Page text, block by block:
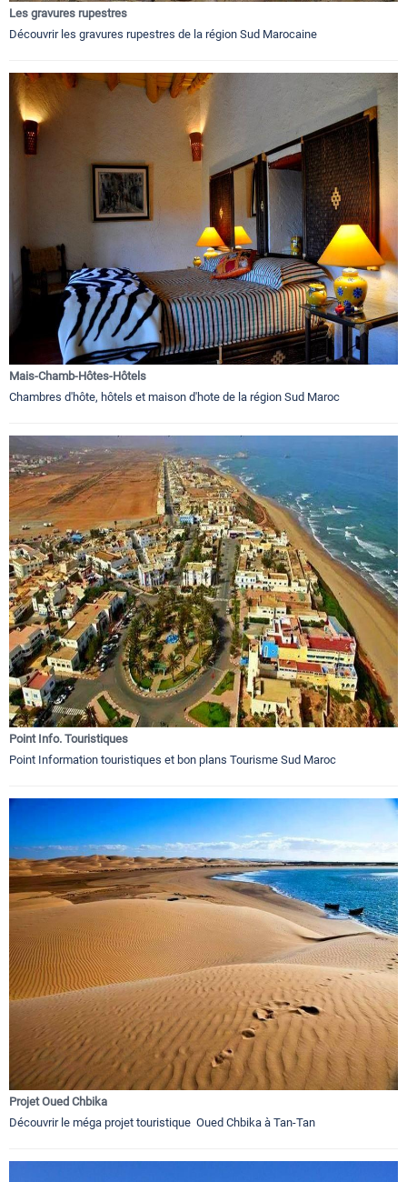
Les gravures rupestres
Découvrir les gravures rupestres de la région Sud Marocaine
Mais-Chamb-Hôtes-Hôtels
Chambres d'hôte, hôtels et maison d'hote de la région Sud Maroc
Point Info. Touristiques
Point Information touristiques et bon plans Tourisme Sud Maroc
Projet Oued Chbika
Découvrir le méga projet touristique Oued Chbika à Tan-Tan